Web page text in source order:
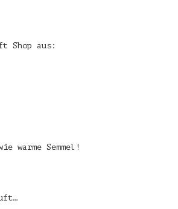
Shop aus:
warme Semmel!